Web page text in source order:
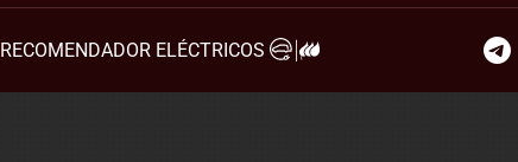
RECOMENDADOR ELÉCTRICOS